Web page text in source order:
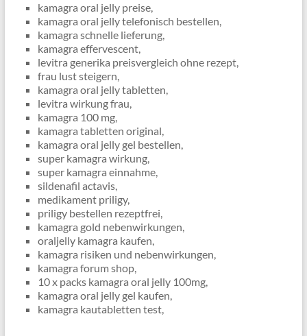
kamagra oral jelly preise,
kamagra oral jelly telefonisch bestellen,
kamagra schnelle lieferung,
kamagra effervescent,
levitra generika preisvergleich ohne rezept,
frau lust steigern,
kamagra oral jelly tabletten,
levitra wirkung frau,
kamagra 100 mg,
kamagra tabletten original,
kamagra oral jelly gel bestellen,
super kamagra wirkung,
super kamagra einnahme,
sildenafil actavis,
medikament priligy,
priligy bestellen rezeptfrei,
kamagra gold nebenwirkungen,
oraljelly kamagra kaufen,
kamagra risiken und nebenwirkungen,
kamagra forum shop,
10 x packs kamagra oral jelly 100mg,
kamagra oral jelly gel kaufen,
kamagra kautabletten test,